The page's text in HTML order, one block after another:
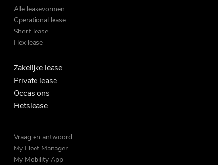
Alle leasevormen
Operational lease
Short lease
Flex lease
Zakelijke lease
Private lease
Occasions
Fietslease
Vraag en antwoord
My Fleet Manager
My Mobility App